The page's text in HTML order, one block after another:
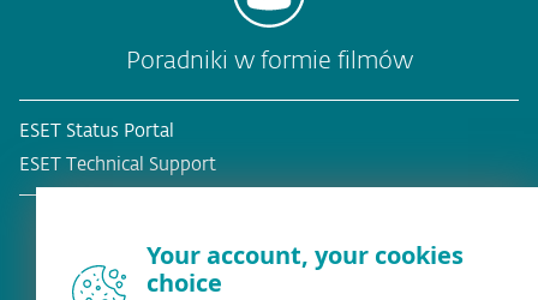
Poradniki w formie filmów
ESET Status Portal
ESET Technical Support
Your account, your cookies
choice